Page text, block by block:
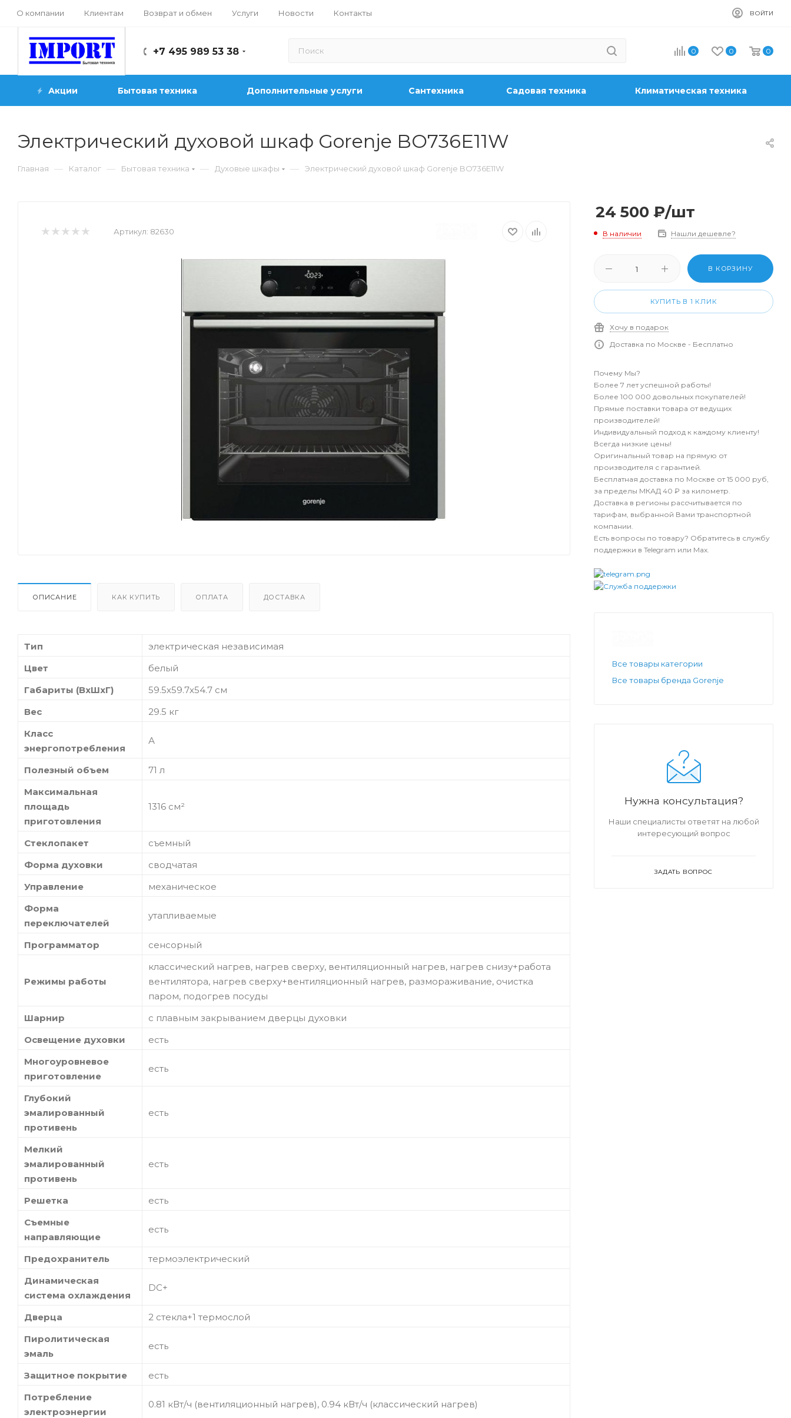
О компании Клиентам Возврат и обмен Услуги Новости Контакты ВОЙТИ
+7 495 989 53 38 0 0 0
Акции Бытовая техника Дополнительные услуги Сантехника Садовая техника Климатическая техника
Электрический духовой шкаф Gorenje BO736E11W
Главная — Каталог — Бытовая техника — Духовые шкафы — Электрический духовой шкаф Gorenje BO736E11W
Артикул: 82630
ОПИСАНИЕ КАК КУПИТЬ ОПЛАТА ДОСТАВКА
Тип
электрическая независимая
Цвет
белый
Габариты (ВхШхГ)
59.5х59.7х54.7 см
Вес
29.5 кг
Класс
энергопотребления
А
Полезный объем
71 л
Максимальная
площадь
приготовления
1316 см²
Стеклопакет
съемный
Форма духовки
сводчатая
Управление
механическое
Форма
переключателей
утапливаемые
Программатор сенсорный
Режимы работы
классический нагрев, нагрев сверху, вентиляционный нагрев, нагрев снизу+работа
вентилятора, нагрев сверху+вентиляционный нагрев, размораживание, очистка
паром, подогрев посуды
Шарнир
с плавным закрыванием дверцы духовки
Освещение духовки
есть
Многоуровневое
приготовление
есть
Глубокий
эмалированный
противень
есть
Мелкий
эмалированный
противень
есть
Решетка
есть
Съемные
направляющие
есть
Предохранитель
термоэлектрический
Динамическая
система охлаждения
DC+
Дверца
2 стекла+1 термослой
Пиролитическая
эмаль
есть
Защитное покрытие
есть
Потребление
электроэнергии
0.81 кВт/ч (вентиляционный нагрев), 0.94 кВт/ч (классический нагрев)
24 500 ₽/шт
В наличии Нашли дешевле?
В КОРЗИНУ
КУПИТЬ В 1 КЛИК
Хочу в подарок
Доставка по Москве - Бесплатно
Почему Мы?
Более 7 лет успешной работы!
Более 100 000 довольных покупателей!
Прямые поставки товара от ведущих
производителей!
Индивидуальный подход к каждому клиенту!
Всегда низкие цены!
Оригинальный товар на прямую от
производителя с гарантией.
Бесплатная доставка по Москве от 15 000 руб,
за пределы МКАД 40 ₽ за километр.
Доставка в регионы рассчитывается по
тарифам, выбранной Вами транспортной
компании.
Есть вопросы по товару? Обратитесь в службу
поддержки в Telegram или Max.
Все товары категории
Все товары бренда Gorenje
Нужна консультация?
Наши специалисты ответят на любой
интересующий вопрос
ЗАДАТЬ ВОПРОС